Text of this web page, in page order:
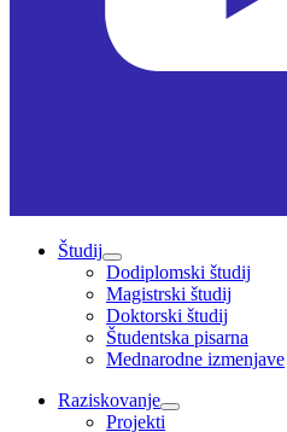
Študij
Dodiplomski študij
Magistrski študij
Doktorski študij
Študentska pisarna
Mednarodne izmenjave
Raziskovanje
Projekti